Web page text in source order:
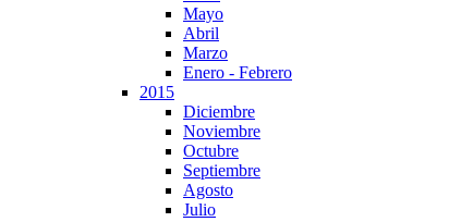
Mayo
Abril
Marzo
Enero - Febrero
2015
Diciembre
Noviembre
Octubre
Septiembre
Agosto
Julio